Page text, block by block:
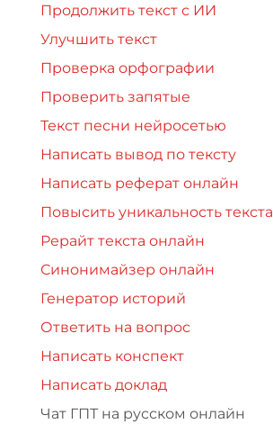
Продолжить текст с ИИ
Улучшить текст
Проверка орфографии
Проверить запятые
Текст песни нейросетью
Написать вывод по тексту
Написать реферат онлайн
Повысить уникальность текста
Рерайт текста онлайн
Синонимайзер онлайн
Генератор историй
Ответить на вопрос
Написать конспект
Написать доклад
Чат ГПТ на русском онлайн